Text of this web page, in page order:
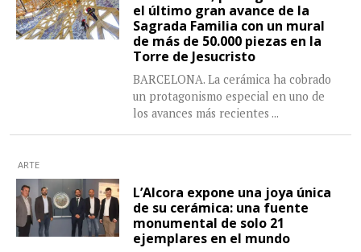
el último gran avance de la
Sagrada Familia con un mural
de más de 50.000 piezas en la
Torre de Jesucristo
BARCELONA. La cerámica ha cobrado
un protagonismo especial en uno de
los avances más recientes ...
ARTE
L’Alcora expone una joya única
de su cerámica: una fuente
monumental de solo 21
ejemplares en el mundo